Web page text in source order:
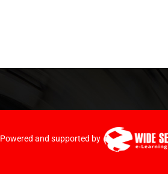
Powered and supported by